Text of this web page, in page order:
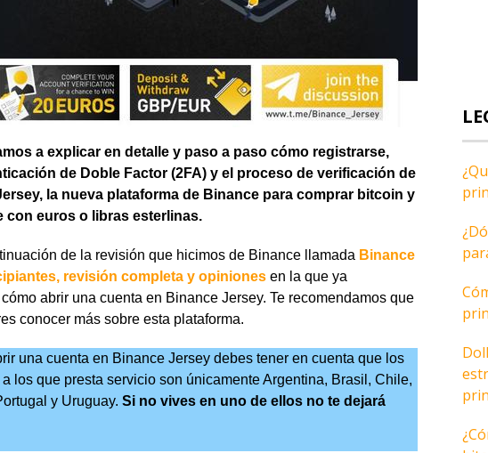
a explicar en detalle y paso a paso cómo registrarse,
de Doble Factor (2FA) y el proceso de verificación de
la nueva plataforma de Binance para comprar bitcoin y
con euros o libras esterlinas.
de la revisión que hicimos de Binance llamada Binance
revisión completa y opiniones en la que ya
abrir una cuenta en Binance Jersey. Te recomendamos que
conocer más sobre esta plataforma.
una cuenta en Binance Jersey debes tener en cuenta que los
los que presta servicio son únicamente Argentina, Brasil, Chile,
y Uruguay. Si no vives en uno de ellos no te dejará